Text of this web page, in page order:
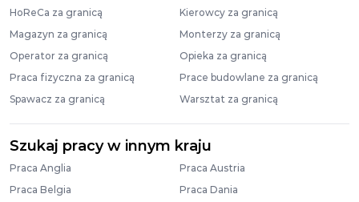
HoReCa za granicą
Kierowcy za granicą
Magazyn za granicą
Monterzy za granicą
Operator za granicą
Opieka za granicą
Praca fizyczna za granicą
Prace budowlane za granicą
Spawacz za granicą
Warsztat za granicą
Szukaj pracy w innym kraju
Praca Anglia
Praca Austria
Praca Belgia
Praca Dania